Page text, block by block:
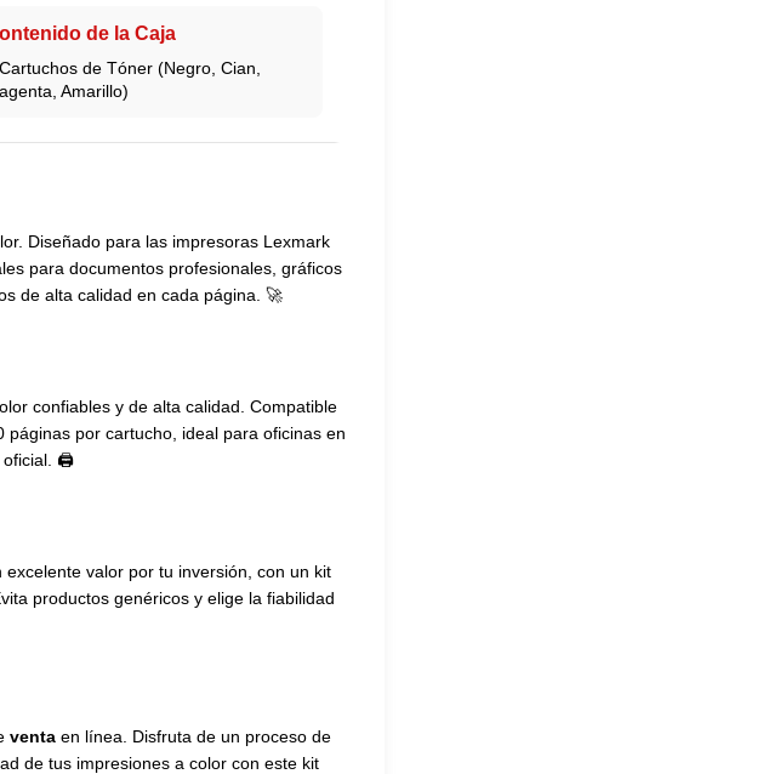
de la Caja
de Tóner (Negro, Cian,
Amarillo)
Diseñado para las impresoras Lexmark
para documentos profesionales, gráficos
de alta calidad en cada página. 🚀
confiables y de alta calidad. Compatible
por cartucho, ideal para oficinas en
oficial. 🖨️
valor por tu inversión, con un kit
productos genéricos y elige la fiabilidad
venta en línea. Disfruta de un proceso de
de tus impresiones a color con este kit